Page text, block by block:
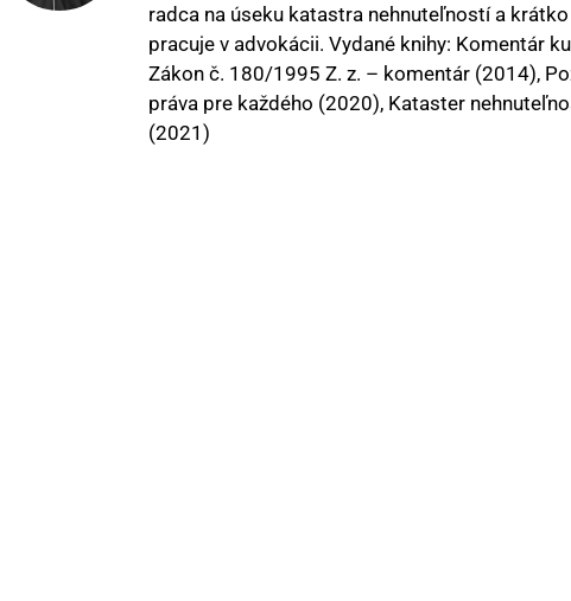
radca na úseku katastra nehnuteľností a
pracuje v advokácii. Vydané knihy: Komentár
Zákon č. 180/1995 Z. z. – komentár (2014),
práva pre každého (2020), Kataster
(2021)